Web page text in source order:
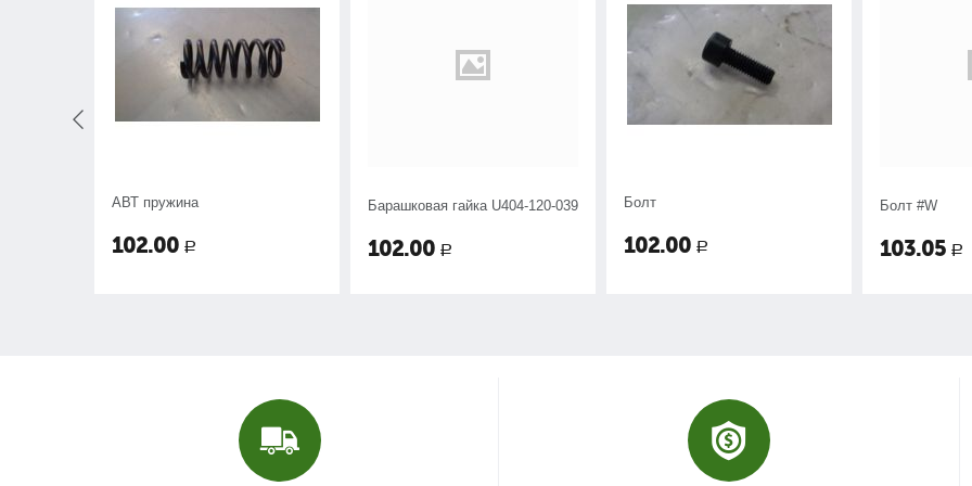
АВТ пружина
102.00 Р
Барашковая гайка U404-120-039
102.00 Р
Болт
102.00 Р
Болт #W
103.05 Р